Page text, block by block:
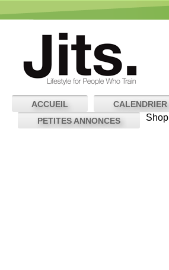
ACCUEIL CALENDRIER
PETITES ANNONCES
Shop